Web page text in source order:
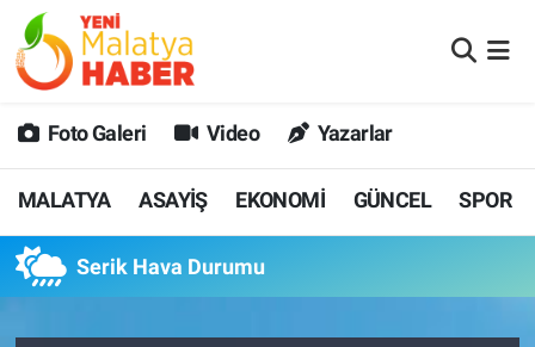
Foto Galeri Video Yazarlar
MALATYA ASAYİŞ EKONOMİ GÜNCEL SPOR
Serik Hava Durumu
MALATYA
GÜNCEL
SPOR
SAĞLIK
Malatya Nöbetçi Eczaneler
MALATYA Namaz Vakitleri
Malatya Trafik Yoğunluk Haritası
Süper Lig Puan Durumu ve Fikstür